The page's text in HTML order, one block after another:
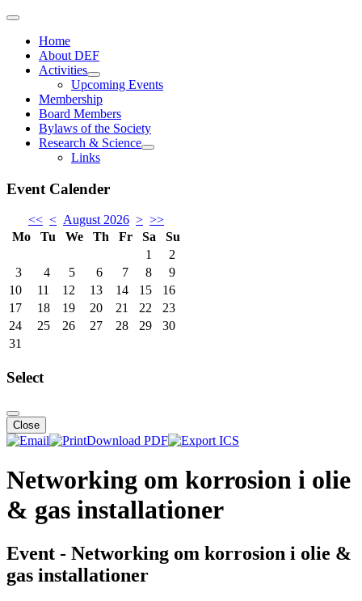
Home
About DEF
Activities
Upcoming Events
Membership
Board Members
Bylaws of the Society
Research & Science
Links
Event Calender
<< < August 2026 > >>
Mo
Tu We Th Fr Sa
Su
1
2
3
4 5 6 7 8
9
10
11 12 13 14 15
16
17
18 19 20 21 22
23
24
25 26 27 28 29
30
31
Select
Close
Download PDF
Networking om korrosion i olie
& gas installationer
Event - Networking om korrosion i olie &
gas installationer